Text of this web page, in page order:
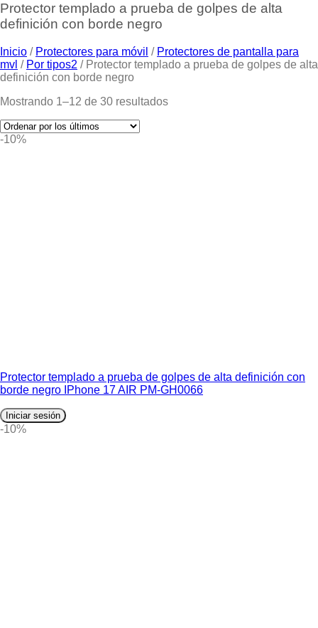
Protector templado a prueba de golpes de alta
definición con borde negro
Inicio / Protectores para móvil / Protectores de pantalla para
mvl / Por tipos2 /Protector templado a prueba de golpes de alta
definición con borde negro
Mostrando 1–12 de 30 resultados
-10%
Protector templado a prueba de golpes de alta definición con
borde negro IPhone 17 AIR PM-GH0066
Iniciar sesión
-10%